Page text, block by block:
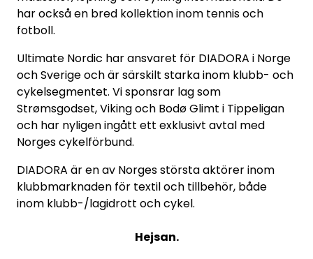
har också en bred kollektion inom tennis och
fotboll.
Ultimate Nordic har ansvaret för DIADORA i Norge
och Sverige och är särskilt starka inom klubb- och
cykelsegmentet. Vi sponsrar lag som
Strømsgodset, Viking och Bodø Glimt i Tippeligan
och har nyligen ingått ett exklusivt avtal med
Norges cykelförbund.
DIADORA är en av Norges största aktörer inom
klubbmarknaden för textil och tillbehör, både
inom klubb-/lagidrott och cykel.
Hejsan.